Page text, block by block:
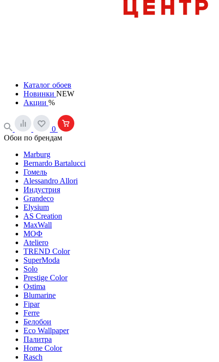
Каталог обоев
Новинки NEW
Акции %
0
Обои по брендам
Marburg
Bernardo Bartalucci
Гомель
Alessandro Allori
Индустрия
Grandeco
Elysium
AS Creation
MaxWall
МОФ
Ateliero
TREND Color
SuperModa
Solo
Prestige Color
Ostima
Blumarine
Fipar
Ferre
Белобои
Eco Wallpaper
Палитра
Home Color
Rasch